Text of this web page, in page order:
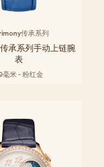
传承系列
承系列手动上链腕
表
毫米 - 粉红金